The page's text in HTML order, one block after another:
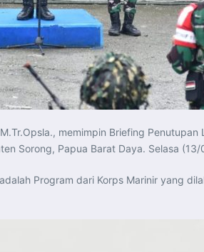
memimpin Briefing
Sorong, Papua Barat Daya. Selasa
Program dari Korps Marinir yang